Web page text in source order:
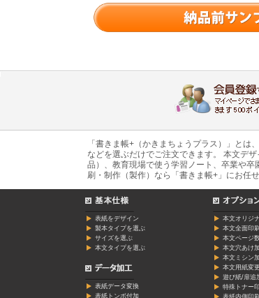
「書きま帳+（かきまちょうプラス）」と
などを選ぶだけでご注文できます。 本文デ
品）、教育現場で使う学習ノート、卒業や
刷・制作（製作）なら「書きま帳+」にお任せ
表紙をデザイン
製本タイプを選ぶ
サイズを選ぶ
本文タイプを選ぶ
表紙データ変換
表紙トンボ付加
本文オリジ
本文全面印刷
本文ページ
本文穴あけ
本文ミシン
本文用紙変
遊び紙/扉追
特殊トナー